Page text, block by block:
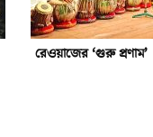
রেওয়াজের ‘গুরু প্রণাম’